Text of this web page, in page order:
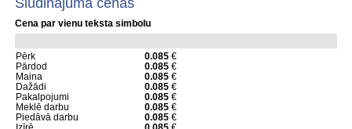
Sludinājuma cenas
Cena par vienu teksta simbolu
Pērk 0.085€
Pārdod
0.085€
Maina
0.085€
Dažādi
0.085€
Pakalpojumi
0.085€
Meklē darbu
0.085€
Piedāvā darbu
0.085€